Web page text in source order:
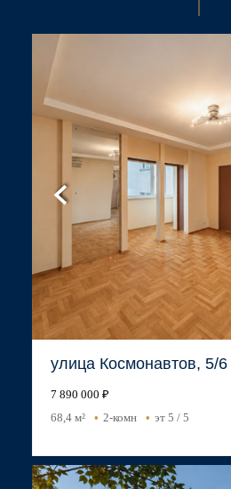
улица Космонавтов, 5/6
7 890 000 ₽
68,4 м²
2-комн эт 5 / 5